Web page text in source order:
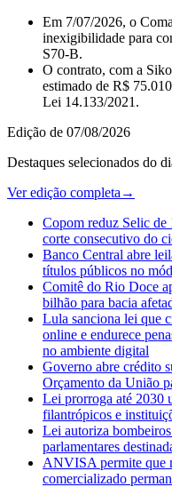
Em 7/07/2026, o
inexigibilidade para
S70‑B.
O contrato, com a
estimado de R$
Lei 14.133/2021.
Edição de 07/08/2026
Destaques selecionados do
Ver edição completa →
Copom reduz Selic de
corte consecutivo do
Banco Central abre
títulos públicos no
Comitê do Rio Doce
bilhão para bacia
Lula sanciona lei que
online e endurece
no ambiente digital
Governo abre crédito
Orçamento da União
Lei prorroga até 2030
filantrópicos e
Lei autoriza
parlamentares
ANVISA permite que
comercializado